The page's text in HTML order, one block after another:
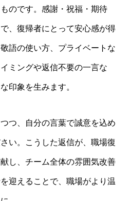
のです。感謝・祝福・期待
、復帰者にとって安心感が得
語の使い方、プライベートな
ミングや返信不要の一言な
印象を生みます。
つ、自分の言葉で誠意を込め
い。こうした返信が、職場復
し、チーム全体の雰囲気改善
迎えることで、職場がより温